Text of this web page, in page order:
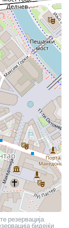
резервација.
бидејќи